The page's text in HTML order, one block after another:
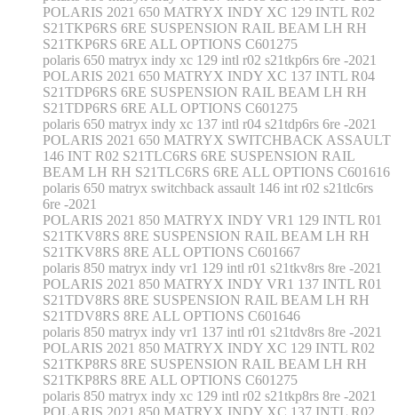
POLARIS 2021 650 MATRYX INDY XC 129 INTL R02
S21TKP6RS 6RE SUSPENSION RAIL BEAM LH RH
S21TKP6RS 6RE ALL OPTIONS C601275
polaris 650 matryx indy xc 129 intl r02 s21tkp6rs 6re -2021
POLARIS 2021 650 MATRYX INDY XC 137 INTL R04
S21TDP6RS 6RE SUSPENSION RAIL BEAM LH RH
S21TDP6RS 6RE ALL OPTIONS C601275
polaris 650 matryx indy xc 137 intl r04 s21tdp6rs 6re -2021
POLARIS 2021 650 MATRYX SWITCHBACK ASSAULT
146 INT R02 S21TLC6RS 6RE SUSPENSION RAIL
BEAM LH RH S21TLC6RS 6RE ALL OPTIONS C601616
polaris 650 matryx switchback assault 146 int r02 s21tlc6rs
6re -2021
POLARIS 2021 850 MATRYX INDY VR1 129 INTL R01
S21TKV8RS 8RE SUSPENSION RAIL BEAM LH RH
S21TKV8RS 8RE ALL OPTIONS C601667
polaris 850 matryx indy vr1 129 intl r01 s21tkv8rs 8re -2021
POLARIS 2021 850 MATRYX INDY VR1 137 INTL R01
S21TDV8RS 8RE SUSPENSION RAIL BEAM LH RH
S21TDV8RS 8RE ALL OPTIONS C601646
polaris 850 matryx indy vr1 137 intl r01 s21tdv8rs 8re -2021
POLARIS 2021 850 MATRYX INDY XC 129 INTL R02
S21TKP8RS 8RE SUSPENSION RAIL BEAM LH RH
S21TKP8RS 8RE ALL OPTIONS C601275
polaris 850 matryx indy xc 129 intl r02 s21tkp8rs 8re -2021
POLARIS 2021 850 MATRYX INDY XC 137 INTL R02